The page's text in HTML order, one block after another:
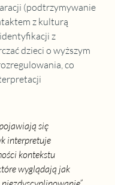
(podtrzymywanie
z kulturą
z
dzieci o wyższym
co
się
interpretuje
kontekstu
wyglądają jak